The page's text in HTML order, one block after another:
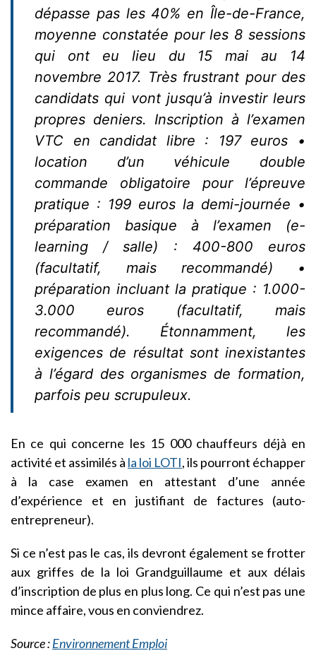
dépasse pas les 40% en Île-de-France,
moyenne constatée pour les 8 sessions
qui ont eu lieu du 15 mai au 14
novembre 2017. Très frustrant pour des
candidats qui vont jusqu’à investir leurs
propres deniers. Inscription à l’examen
VTC en candidat libre : 197 euros •
location d’un véhicule double
commande obligatoire pour l’épreuve
pratique : 199 euros la demi-journée •
préparation basique à l’examen (e-
learning / salle) : 400-800 euros
(facultatif, mais recommandé) •
préparation incluant la pratique : 1.000-
3.000 euros (facultatif, mais
recommandé). Étonnamment, les
exigences de résultat sont inexistantes
à l’égard des organismes de formation,
parfois peu scrupuleux.
En ce qui concerne les 15 000 chauffeurs déjà en
activité et assimilés à la loi LOTI, ils pourront échapper
à la case examen en attestant d’une année
d’expérience et en justifiant de factures (auto-
entrepreneur).
Si ce n’est pas le cas, ils devront également se frotter
aux griffes de la loi Grandguillaume et aux délais
d’inscription de plus en plus long. Ce qui n’est pas une
mince affaire, vous en conviendrez.
Source :Environnement Emploi